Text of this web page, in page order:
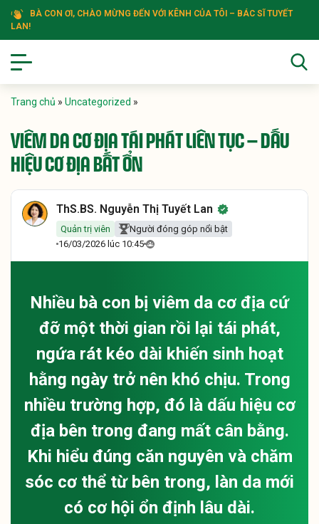
BÀ CON ƠI, CHÀO MỪNG ĐẾN VỚI KÊNH CỦA TÔI – BÁC SĨ TUYẾT
LAN!
Trang chủ » Uncategorized »
VIÊM DA CƠ ĐỊA TÁI PHÁT LIÊN TỤC – DẤU
HIỆU CƠ ĐỊA BẤT ỔN
ThS.BS. Nguyễn Thị Tuyết Lan
Quản trị viên
Người đóng góp nổi bật
16/03/2026 lúc 10:45
Nhiều bà con bị viêm da cơ địa cứ
đỡ một thời gian rồi lại tái phát,
ngứa rát kéo dài khiến sinh hoạt
hằng ngày trở nên khó chịu. Trong
nhiều trường hợp, đó là dấu hiệu cơ
địa bên trong đang mất cân bằng.
Khi hiểu đúng căn nguyên và chăm
sóc cơ thể từ bên trong, làn da mới
có cơ hội ổn định lâu dài.